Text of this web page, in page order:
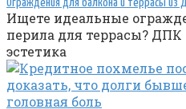
Ограждения для балкона и террасы из
Ищете идеальные
перила для террасы? ДПК
эстетика